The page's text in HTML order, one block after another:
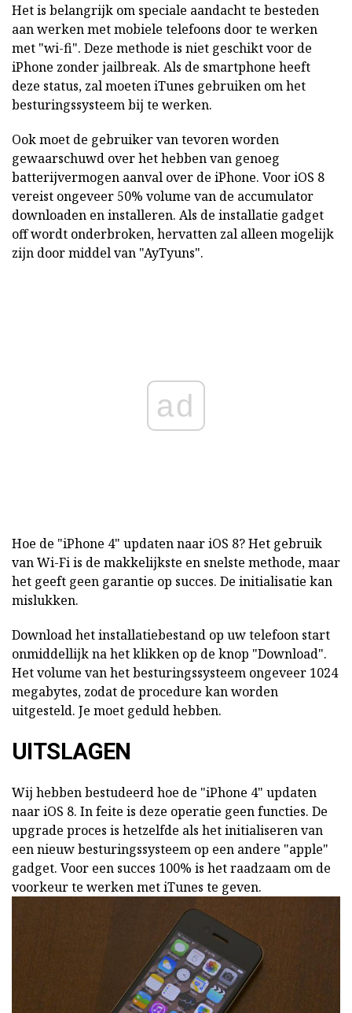
Het is belangrijk om speciale aandacht te besteden
aan werken met mobiele telefoons door te werken
met "wi-fi". Deze methode is niet geschikt voor de
iPhone zonder jailbreak. Als de smartphone heeft
deze status, zal moeten iTunes gebruiken om het
besturingssysteem bij te werken.
Ook moet de gebruiker van tevoren worden
gewaarschuwd over het hebben van genoeg
batterijvermogen aanval over de iPhone. Voor iOS 8
vereist ongeveer 50% volume van de accumulator
downloaden en installeren. Als de installatie gadget
off wordt onderbroken, hervatten zal alleen mogelijk
zijn door middel van "AyTyuns".
ad
Hoe de "iPhone 4" updaten naar iOS 8? Het gebruik
van Wi-Fi is de makkelijkste en snelste methode, maar
het geeft geen garantie op succes. De initialisatie kan
mislukken.
Download het installatiebestand op uw telefoon start
onmiddellijk na het klikken op de knop "Download".
Het volume van het besturingssysteem ongeveer 1024
megabytes, zodat de procedure kan worden
uitgesteld. Je moet geduld hebben.
UITSLAGEN
Wij hebben bestudeerd hoe de "iPhone 4" updaten
naar iOS 8. In feite is deze operatie geen functies. De
upgrade proces is hetzelfde als het initialiseren van
een nieuw besturingssysteem op een andere "apple"
gadget. Voor een succes 100% is het raadzaam om de
voorkeur te werken met iTunes te geven.